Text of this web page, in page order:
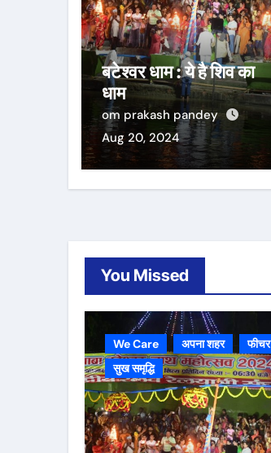
बटेश्वर धाम : ये है शिव का
धाम
om prakash pandey
Aug 20, 2024
You Missed
We Care अपना शहर
फीचर
सुख समृद्धि